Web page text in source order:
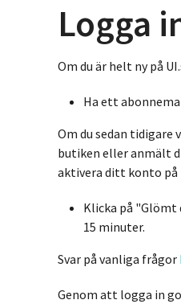
Logga
Om du är helt ny på
Ha ett
Om du sedan
butiken eller anmält
aktivera ditt konto på
Klicka på
15 minuter.
Svar på vanliga frågor
Genom att logga in